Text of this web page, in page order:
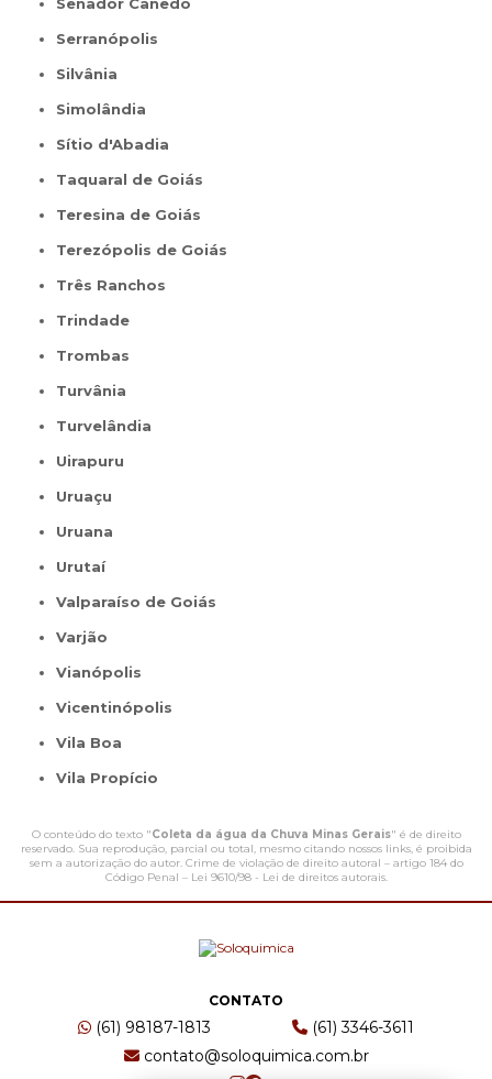
Senador Canedo
Serranópolis
Silvânia
Simolândia
Sítio d'Abadia
Taquaral de Goiás
Teresina de Goiás
Terezópolis de Goiás
Três Ranchos
Trindade
Trombas
Turvânia
Turvelândia
Uirapuru
Uruaçu
Uruana
Urutaí
Valparaíso de Goiás
Varjão
Vianópolis
Vicentinópolis
Vila Boa
Vila Propício
O conteúdo do texto "Coleta da água da Chuva Minas Gerais" é de direito
reservado. Sua reprodução, parcial ou total, mesmo citando nossos links, é proibida
sem a autorização do autor. Crime de violação de direito autoral – artigo 184 do
Código Penal – Lei 9610/98 - Lei de direitos autorais.
CONTATO
(61) 98187-1813
(61) 3346-3611
contato@soloquimica.com.br